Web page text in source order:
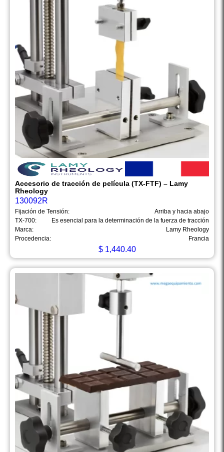
Accesorio de tracción de película (TX-FTF) – Lamy
Rheology
130092R
Fijación de Tensión:
Arriba y hacia abajo
TX-700:
Es esencial para la determinación de la fuerza de tracción
Marca:
Lamy Rheology
Procedencia:
Francia
$1,440.40